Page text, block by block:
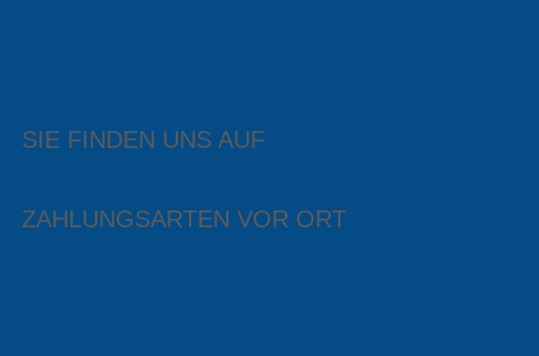
SIE FINDEN UNS AUF
ZAHLUNGSARTEN VOR ORT